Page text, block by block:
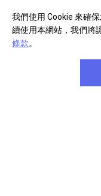
我們使用 Cookie 來確
續使用本網站，我們將
條款。
商品享七天免費鑑